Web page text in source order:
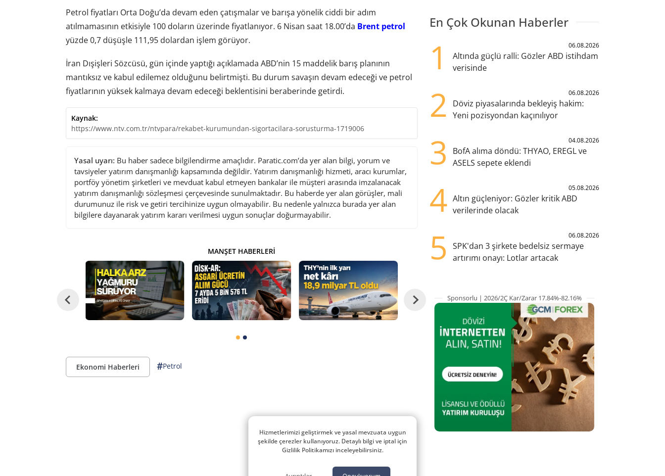
Petrol fiyatları Orta Doğu’da devam eden çatışmalar ve barışa yönelik ciddi bir adım
atılmamasının etkisiyle 100 doların üzerinde fiyatlanıyor. 6 Nisan saat 18.00’da Brent petrol
yüzde 0,7 düşüşle 111,95 dolardan işlem görüyor.
İran Dışişleri Sözcüsü, gün içinde yaptığı açıklamada ABD’nin 15 maddelik barış planının
mantıksız ve kabul edilemez olduğunu belirtmişti. Bu durum savaşın devam edeceği ve petrol
fiyatlarının yüksek kalmaya devam edeceği beklentisini beraberinde getirdi.
Kaynak:
https://www.ntv.com.tr/ntvpara/rekabet-kurumundan-sigortacilara-sorusturma-1719006
Yasal uyarı: Bu haber sadece bilgilendirme amaçlıdır. Paratic.com’da yer alan bilgi, yorum ve
tavsiyeler yatırım danışmanlığı kapsamında değildir. Yatırım danışmanlığı hizmeti, aracı kurumlar,
portföy yönetim şirketleri ve mevduat kabul etmeyen bankalar ile müşteri arasında imzalanacak
yatırım danışmanlığı sözleşmesi çerçevesinde sunulmaktadır. Bu haberde yer alan görüşler, mali
durumunuz ile risk ve getiri tercihinize uygun olmayabilir. Bu nedenle yalnızca burada yer alan
bilgilere dayanarak yatırım kararı verilmesi uygun sonuçlar doğurmayabilir.
MANŞET HABERLERI
Ekonomi Haberleri #Petrol
En Çok Okunan Haberler
1 06.08.2026
Altında güçlü ralli: Gözler ABD istihdam
verisinde
2 06.08.2026
Döviz piyasalarında bekleyiş hakim:
Yeni pozisyondan kaçınılıyor
3 04.08.2026
BofA alıma döndü: THYAO, EREGL ve
ASELS sepete eklendi
4 05.08.2026
Altın güçleniyor: Gözler kritik ABD
verilerinde olacak
5 06.08.2026
SPK'dan 3 şirkete bedelsiz sermaye
artırımı onayı: Lotlar artacak
Sponsorlu | 2026/2Ç Kar/Zarar 17.84%-82.16%
Hizmetlerimizi geliştirmek ve yasal mevzuata uygun
şekilde çerezler kullanıyoruz. Detaylı bilgi ve iptal için
Gizlilik Politikamızı inceleyebilirsiniz.